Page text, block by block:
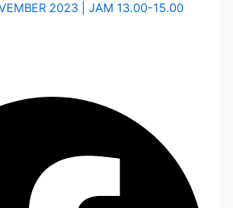
2023 | JAM 13.00-15.00